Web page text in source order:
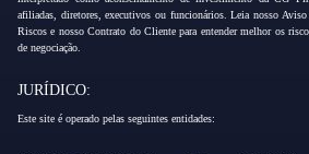
afiliadas, diretores, executivos ou funcionários. Leia nosso
Riscos e nosso Contrato do Cliente para entender melhor os
de negociação.
JURÍDICO:
Este site é operado pelas seguintes entidades: